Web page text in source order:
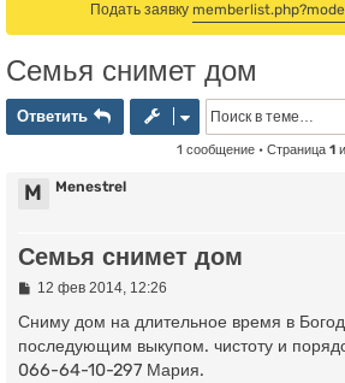
Подать заявку
Семья снимет дом
Ответить
Ответить
1 сообщение • Страница 1
M Menestrel
Семья снимет дом
С
о
щ
е
12 фев 2014, 12:26
Сниму дом на длительное время в
последующим выкупом. чистоту и
066-64-10-297 Мария.